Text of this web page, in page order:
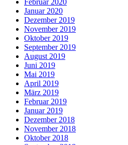
Februar 2020
Januar 2020
Dezember 2019
November 2019
Oktober 2019
September 2019
August 2019
Juni 2019
Mai 2019
April 2019
März 2019
Februar 2019
Januar 2019
Dezember 2018
November 2018
Oktober 2018